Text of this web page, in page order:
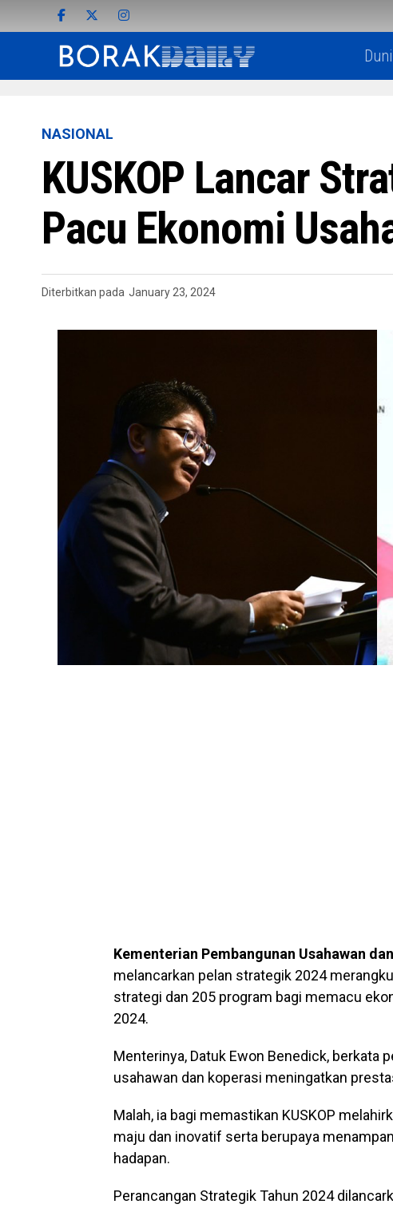
NASIONAL
KUSKOP Lancar
Pacu Ekonomi
Diterbitkan pada January 23, 2024
Kementerian Pembangunan Usahawan
melancarkan pelan strategik 2024
strategi dan 205 program bagi memacu
2024.
Menterinya, Datuk Ewon Benedick, berkata
usahawan dan koperasi meningatkan
Malah, ia bagi memastikan KUSKOP
maju dan inovatif serta berupaya
hadapan.
Perancangan Strategik Tahun 2024